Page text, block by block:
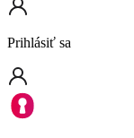
Prihlásiť sa